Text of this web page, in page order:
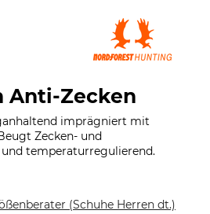
Anti-Zecken
imprägniert mit
Zecken- und
temperaturregulierend.
(Schuhe Herren dt.)